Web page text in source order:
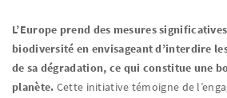
L’Europe prend des mesures
biodiversité en envisageant d’interdire
de sa dégradation, ce qui constitue une
planète. Cette initiative témoigne de